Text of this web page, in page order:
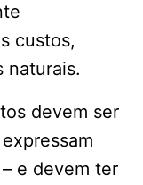
custos,
naturais.
devem ser
e devem ter